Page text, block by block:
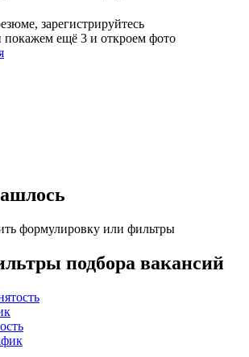
зарегистрируйтесь
покажем ещё 3 и откроем фото
формулировку или фильтры
подбора вакансий